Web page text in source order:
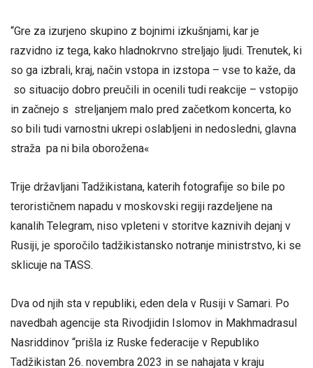
“Gre za izurjeno skupino z bojnimi izkušnjami, kar je
razvidno iz tega, kako hladnokrvno streljajo ljudi. Trenutek, ki
so ga izbrali, kraj, način vstopa in izstopa – vse to kaže, da
so situacijo dobro preučili in ocenili tudi reakcije – vstopijo
in začnejo s streljanjem malo pred začetkom koncerta, ko
so bili tudi varnostni ukrepi oslabljeni in nedosledni, glavna
straža pa ni bila oborožena«
Trije državljani Tadžikistana, katerih fotografije so bile po
terorističnem napadu v moskovski regiji razdeljene na
kanalih Telegram, niso vpleteni v storitve kaznivih dejanj v
Rusiji, je sporočilo tadžikistansko notranje ministrstvo, ki se
sklicuje na TASS.
Dva od njih sta v republiki, eden dela v Rusiji v Samari. Po
navedbah agencije sta Rivodjidin Islomov in Makhmadrasul
Nasriddinov “prišla iz Ruske federacije v Republiko
Tadžikistan 26. novembra 2023 in se nahajata v kraju